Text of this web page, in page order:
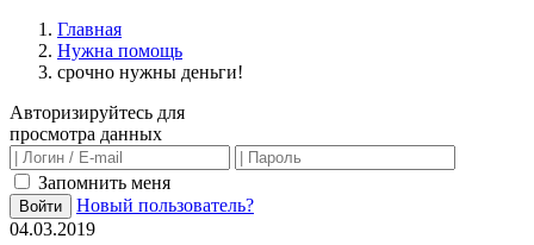
Главная
Нужна помощь
срочно нужны деньги!
Авторизируйтесь для
просмотра данных
Запомнить меня
Войти
Новый пользователь?
04.03.2019